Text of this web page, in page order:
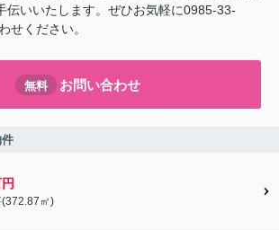
伝いいたします。ぜひお気軽に0985-33-
せください。
無料 お問い合わせ
㎡)